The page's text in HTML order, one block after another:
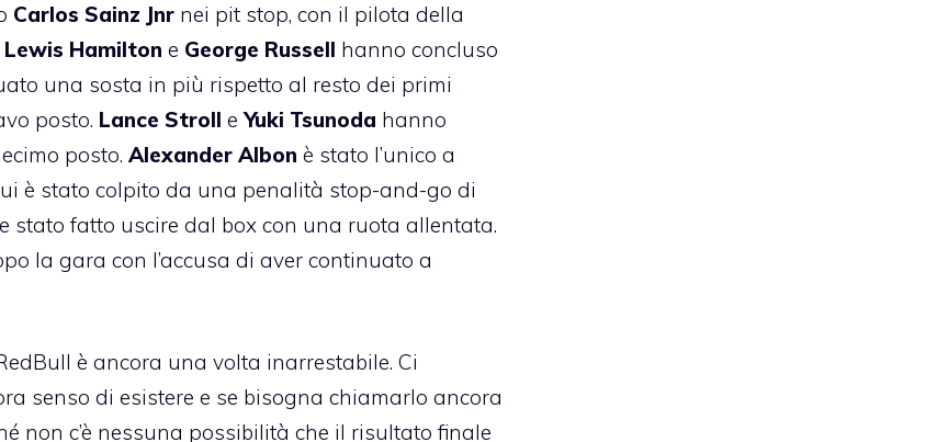
Carlos Sainz Jnr nei pit stop, con il pilota della
Lewis Hamilton e George Russell hanno concluso
una sosta in più rispetto al resto dei primi
posto. Lance Stroll eYuki Tsunoda hanno
posto. Alexander Albon è stato l’unico a
è stato colpito da una penalità stop-and-go di
stato fatto uscire dal box con una ruota allentata.
la gara con l’accusa di aver continuato a
è ancora una volta inarrestabile. Ci
senso di esistere e se bisogna chiamarlo ancora
non c’è nessuna possibilità che il risultato finale